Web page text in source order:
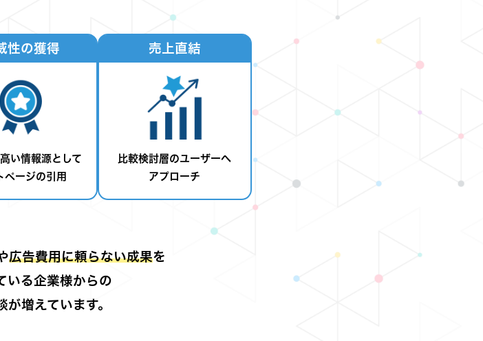
性の獲得
い情報源として
ページの引用
売上直結
比較検討層のユーザーへ
アプローチ
広告費用に頼らない成果を
いる企業様からの
が増えています。